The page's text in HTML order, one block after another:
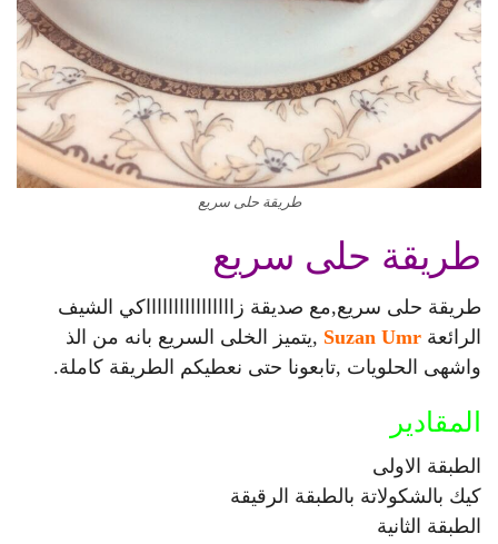
طريقة حلى سريع
طريقة حلى سريع
طريقة حلى سريع,مع صديقة زااااااااااااااااكي الشيف
الرائعة Suzan Umr ,يتميز الخلى السريع بانه من الذ
واشهى الحلويات ,تابعونا حتى نعطيكم الطريقة كاملة.
المقادير
الطبقة الاولى
كيك بالشكولاتة بالطبقة الرقيقة
الطبقة الثانية